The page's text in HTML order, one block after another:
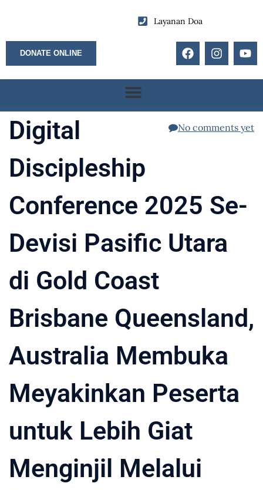
Layanan Doa
DONATE ONLINE
No comments yet
Digital
Discipleship
Conference 2025 Se-
Devisi Pasific Utara
di Gold Coast
Brisbane Queensland,
Australia Membuka
Meyakinkan Peserta
untuk Lebih Giat
Menginjil Melalui